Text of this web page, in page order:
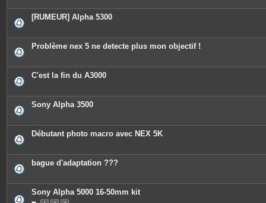
[RUMEUR] Alpha 5300
Problème nex 5 ne detecte plus mon objectif !
C'est la fin du A3000
Sony Alpha 3500
Débutant photo macro avec NEX 5K
bague d'adaptation ???
Sony Alpha 5000 16-50mm kit